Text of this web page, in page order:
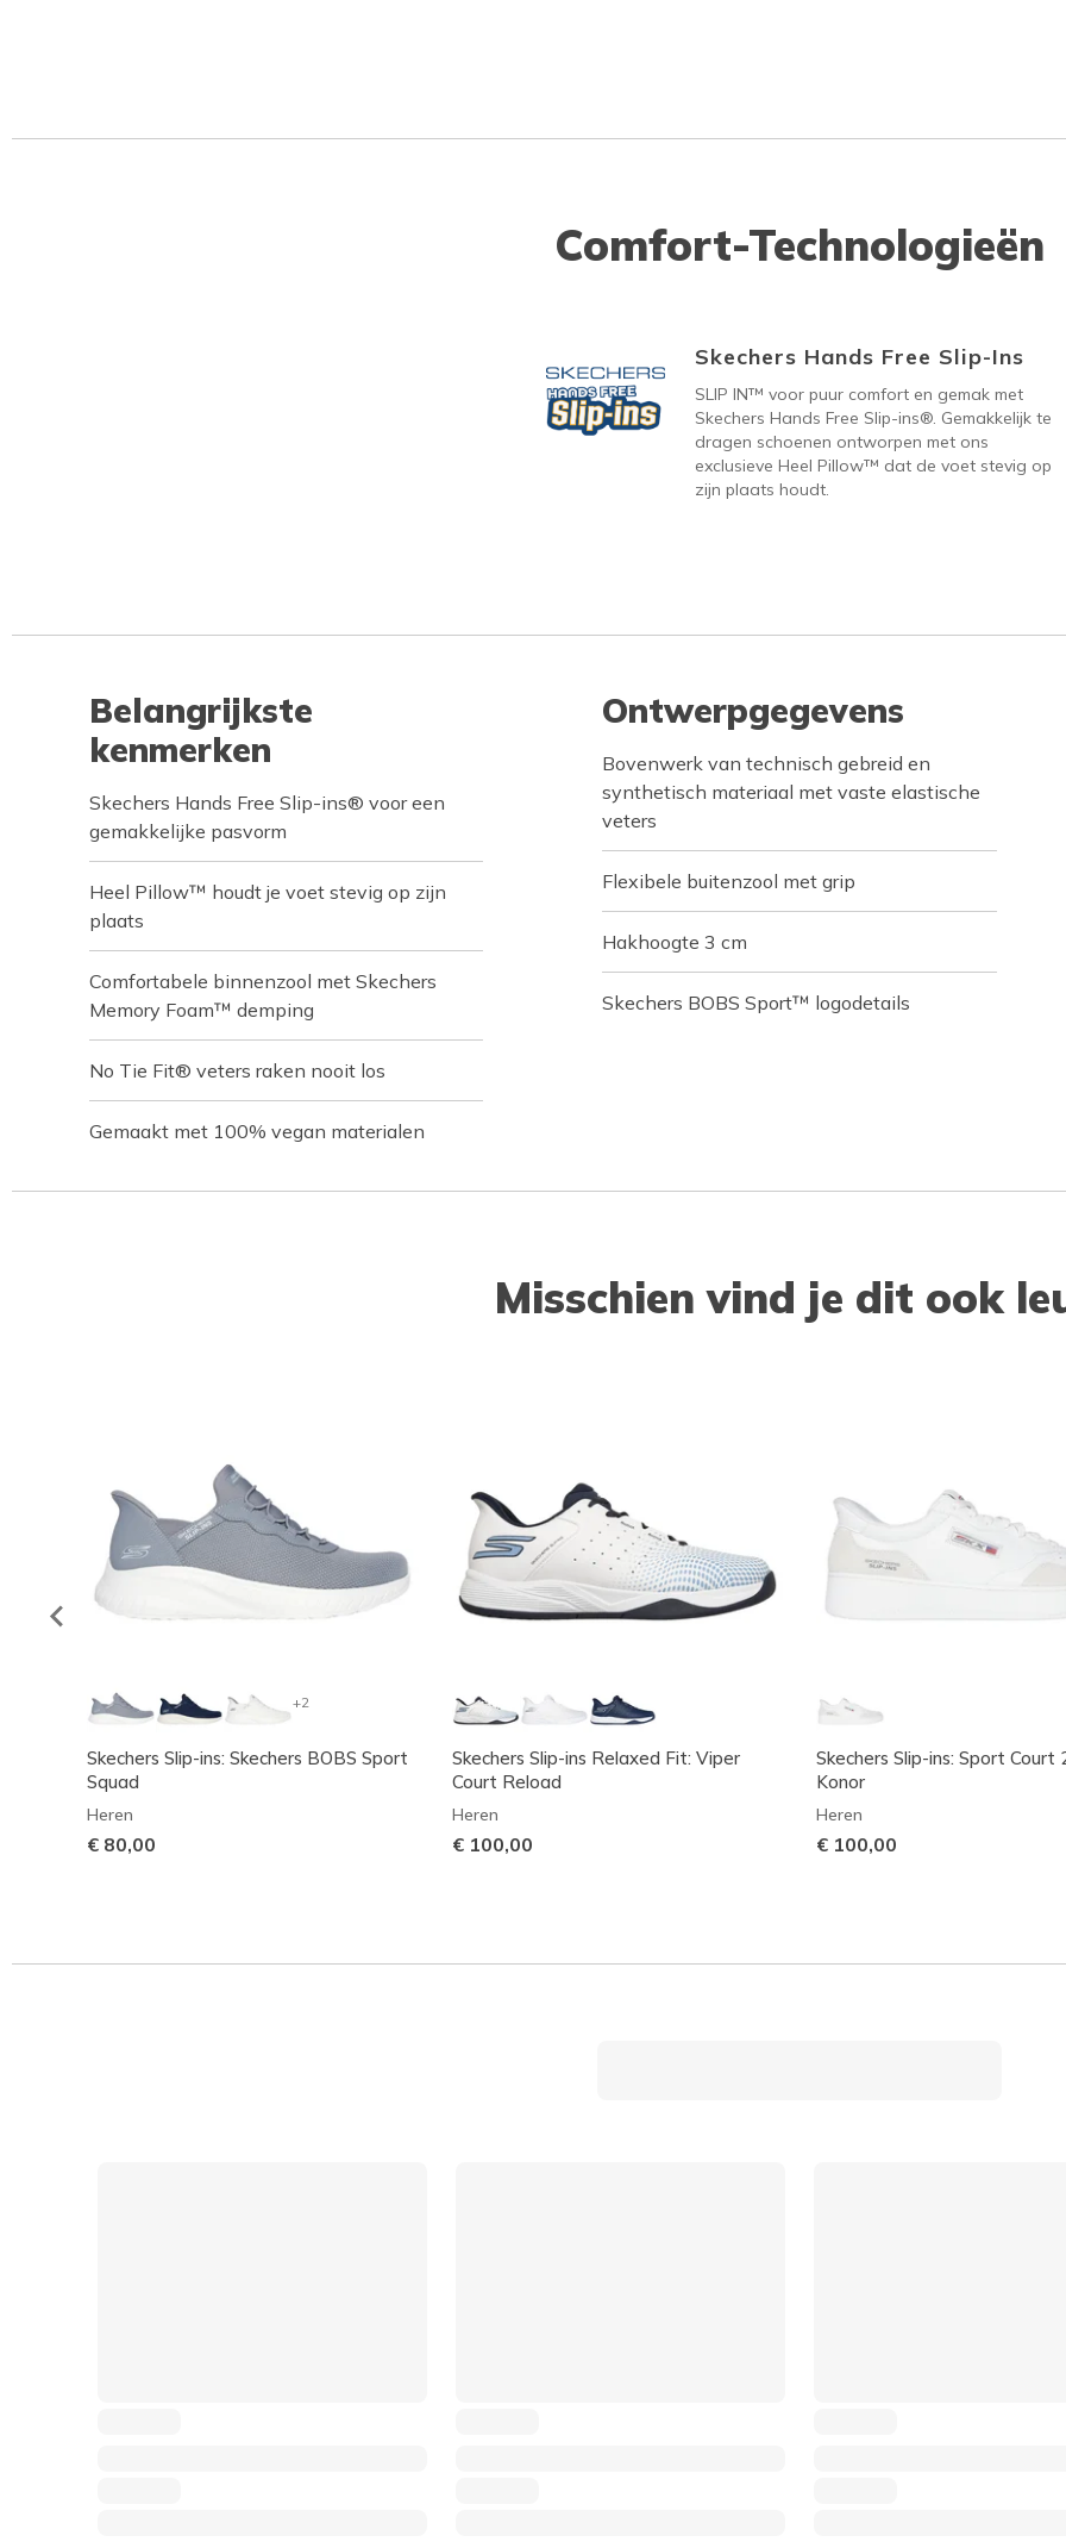
Comfort-Technologieën
Skechers Hands Free Slip-Ins
SLIP IN™ voor puur comfort en gemak met
Skechers Hands Free Slip-ins®. Gemakkelijk te
dragen schoenen ontworpen met ons
exclusieve Heel Pillow™ dat de voet stevig op
zijn plaats houdt.
Belangrijkste
kenmerken
Skechers Hands Free Slip-ins® voor een
gemakkelijke pasvorm
Heel Pillow™ houdt je voet stevig op zijn
plaats
Comfortabele binnenzool met Skechers
Memory Foam™ demping
No Tie Fit® veters raken nooit los
Gemaakt met 100% vegan materialen
Ontwerpgegevens
Bovenwerk van technisch gebreid en
synthetisch materiaal met vaste elastische
veters
Flexibele buitenzool met grip
Hakhoogte 3 cm
Skechers BOBS Sport™ logodetails
Misschien vind je dit ook
+2
Skechers Slip-ins: Skechers BOBS Sport
Squad
Heren
€ 80,00
Skechers Slip-ins Relaxed Fit: Viper
Court Reload
Heren
€ 100,00
Skechers Slip-ins: Sport Court
Konor
Heren
€ 100,00